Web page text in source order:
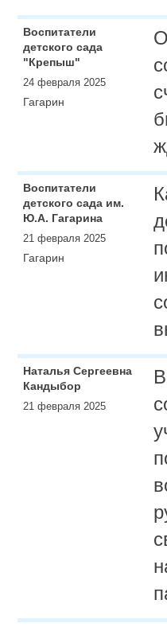
Воспитатели
детского сада
"Крепыш"
24 февраля 2025
Гагарин
Воспитатели
детского сада им.
Ю.А. Гагарина
21 февраля 2025
Гагарин
Наталья Сергеевна
Кандыбор
21 февраля 2025